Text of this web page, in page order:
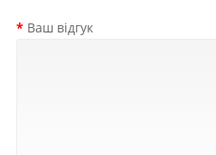
Ваш відгук